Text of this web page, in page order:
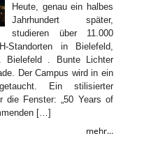
Heute, genau ein halbes
Jahrhundert später,
studieren über 11.000
Standorten in Bielefeld,
Bielefeld . Bunte Lichter
Der Campus wird in ein
Ein stilisierter
die Fenster: „50 Years of
[…]
mehr...